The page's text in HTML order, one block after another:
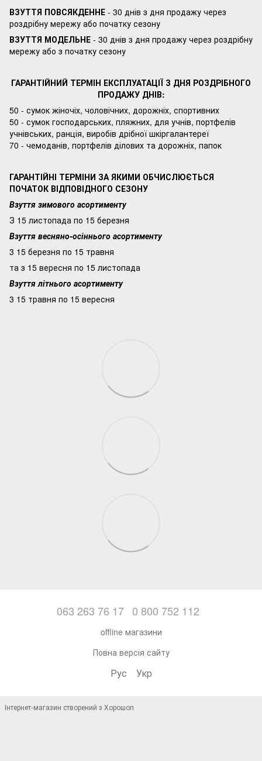
ВЗУТТЯ ПОВСЯКДЕННЕ - 30 днів з дня продажу через
роздрібну мережу або початку сезону
ВЗУТТЯ МОДЕЛЬНЕ - 30 днів з дня продажу через роздрібну
мережу або з початку сезону
ГАРАНТІЙНИЙ ТЕРМІН ЕКСПЛУАТАЦІЇ З ДНЯ РОЗДРІБНОГО
ПРОДАЖУ ДНІВ:
50 - сумок жіночіх, чоловічних, дорожніх, спортивних
50 - сумок господарських, пляжних, для учнів, портфелів
учнівських, ранція, виробів дрібної шкіргалантереї
70 - чемоданів, портфелів ділових та дорожніх, папок
ГАРАНТІЙНІ ТЕРМІНИ ЗА ЯКИМИ ОБЧИСЛЮЄТЬСЯ
ПОЧАТОК ВІДПОВІДНОГО СЕЗОНУ
Взуття зимового асортименту
З 15 листопада по 15 березня
Взуття весняно-осіннього асортименту
3 15 березня по 15 травня
та з 15 вересня по 15 листопада
Взуття літнього асортименту
3 15 травня по 15 вересня
063 263 76 17 0 800 752 112
offline магазини
Повна версія сайту
Рус Укр
Інтернет-магазин створений з Хорошоп